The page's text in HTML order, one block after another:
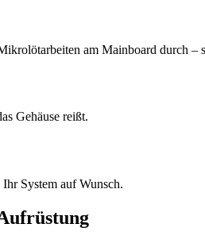
am Mainboard durch –
Gehäuse reißt.
System auf Wunsch.